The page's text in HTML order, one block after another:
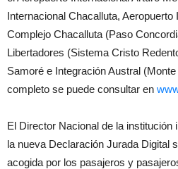
Internacional Chacalluta,
Complejo Chacalluta (Paso
Libertadores (Sistema Cristo
Samoré e Integración Austral
completo se puede consultar en
El Director Nacional de la institución
la nueva Declaración Jurada Digital
acogida por los pasajeros y